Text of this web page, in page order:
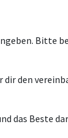
Bitte
den
das Beste